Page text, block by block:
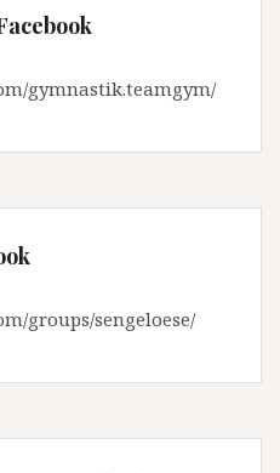
gymnastik.teamgym/
groups/sengeloese/